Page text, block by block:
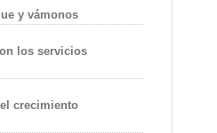
y vámonos
los servicios
crecimiento